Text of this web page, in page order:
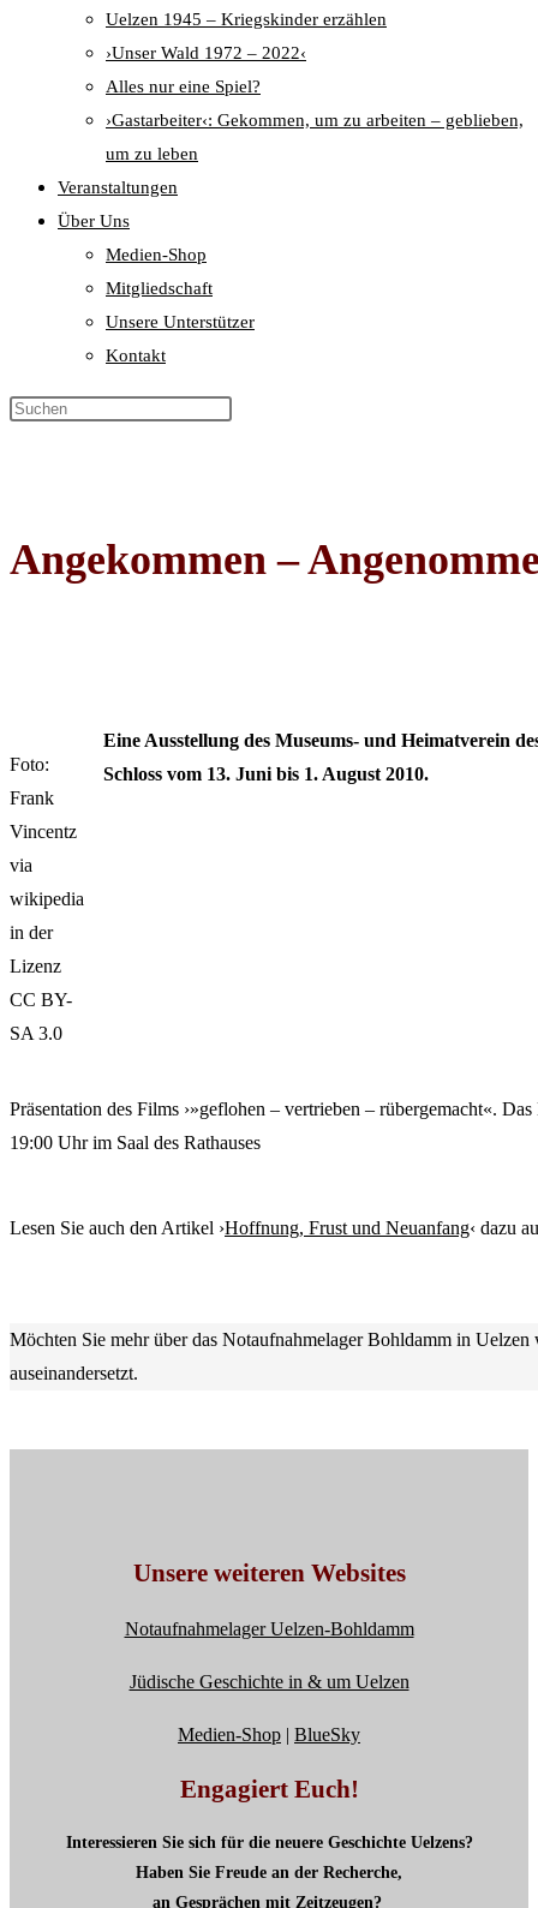
Uelzen 1945 – Kriegskinder erzählen
›Unser Wald 1972 – 2022‹
Alles nur eine Spiel?
›Gastarbeiter‹: Gekommen, um zu arbeiten – geblieben,
um zu leben
Veranstaltungen
Über Uns
Medien-Shop
Mitgliedschaft
Unsere Unterstützer
Kontakt
Angekommen –
Foto:
Frank
Vincentz
via
wikipedia
in der
Lizenz
CC BY-
SA 3.0
Eine Ausstellung des Museums- und Heimatverein
Schloss vom 13. Juni bis 1. August 2010.
Präsentation des Films ›»geflohen – vertrieben – rübergemacht«.
19:00 Uhr im Saal des Rathauses
Lesen Sie auch den Artikel ›Hoffnung, Frust und Neuanfang‹ dazu
Möchten Sie mehr über das Notaufnahmelager Bohldamm in
auseinandersetzt.
Unsere weiteren Websites
Notaufnahmelager Uelzen-Bohldamm
Jüdische Geschichte in & um Uelzen
Medien-Shop | BlueSky
Engagiert Euch!
Interessieren Sie sich für die neuere Geschichte Uelzens?
Haben Sie Freude an der Recherche,
an Gesprächen mit Zeitzeugen?